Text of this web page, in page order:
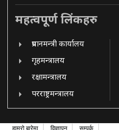
महत्वपूर्ण लिंकहरु
प्रधानमन्त्री कार्यालय
गृहमन्त्रालय
रक्षामन्त्रालय
परराष्ट्रमन्त्रालय
हाम्रो बारेमा विज्ञापन सम्पर्क